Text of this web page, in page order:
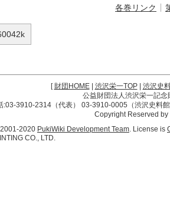
各巻リンク
[財団HOME| 渋沢栄一TOP| 渋沢史
公益財団法人渋沢栄一記
:03-3910-2314（代表） 03-3910-0005（渋沢史料
Copyright Reserved
2020 PukiWiki Development Team. License is
CO., LTD.